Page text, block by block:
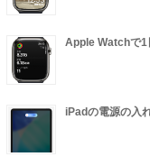
Apple Watchで1
iPadの電源の入